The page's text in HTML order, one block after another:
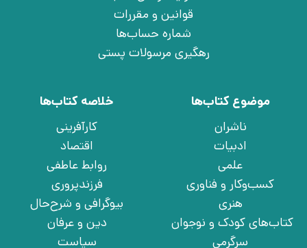
قوانین و مقررات
شماره حساب‌ها
رهگیری مرسولات پستی
موضوع کتاب‌ها
ناشران
ادبیات
علمی
کسب‌وکار و فناوری
هنری
کتاب‌های کودک و نوجوان
سرگرمی
خلاصه کتاب‌ها
کارآفرینی
اقتصاد
روابط عاطفی
فرزندپروری
بیوگرافی و شرح‌حال
دین و عرفان
سیاست